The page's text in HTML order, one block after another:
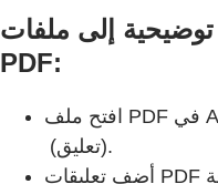
توضيحية إلى ملفات
PDF:
(تعليق).
أضِف تعليقات PDF التوضيحية إلى ملفك. يمكنك إضافة